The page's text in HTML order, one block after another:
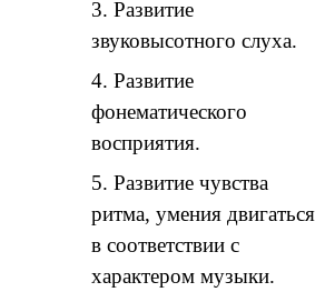
3. Развитие
звуковысотного слуха.
4. Развитие
фонематического
восприятия.
5. Развитие чувства
ритма, умения двигаться
в соответствии с
характером музыки.